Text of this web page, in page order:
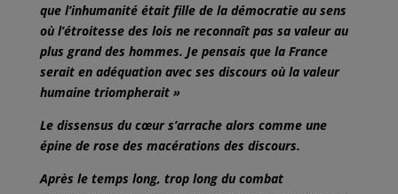
que l’inhumanité était fille de la démocratie au sens
où l’étroitesse des lois ne reconnaît pas sa valeur au
plus grand des hommes. Je pensais que la France
serait en adéquation avec ses discours où la valeur
humaine triompherait »
Le dissensus du cœur s’arrache alors comme une
épine de rose des macérations des discours.
Après le temps long, trop long du combat